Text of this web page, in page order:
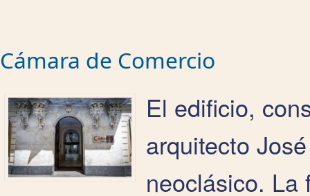
Cámara de Comercio
El edificio,
arquitecto
neoclásico. La